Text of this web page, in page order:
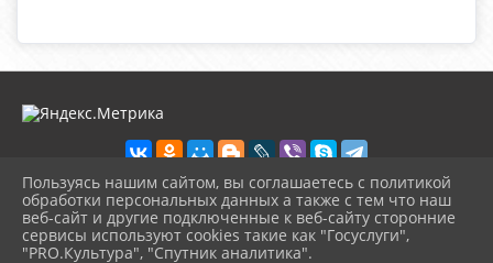
2026 г. biblioteka-city.ru
Вход
Пользуясь нашим сайтом, вы соглашаетесь с политикой
обработки персональных данных а также с тем что наш
веб-сайт и другие подключенные к веб-сайту сторонние
сервисы используют cookies такие как "Госуслуги",
"PRO.Культура", "Спутник аналитика".